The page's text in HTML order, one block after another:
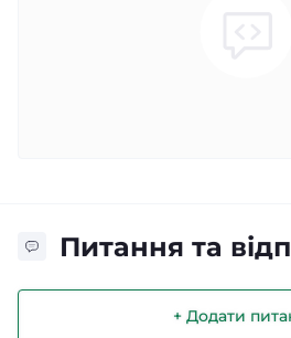
Питання та
+ Додати